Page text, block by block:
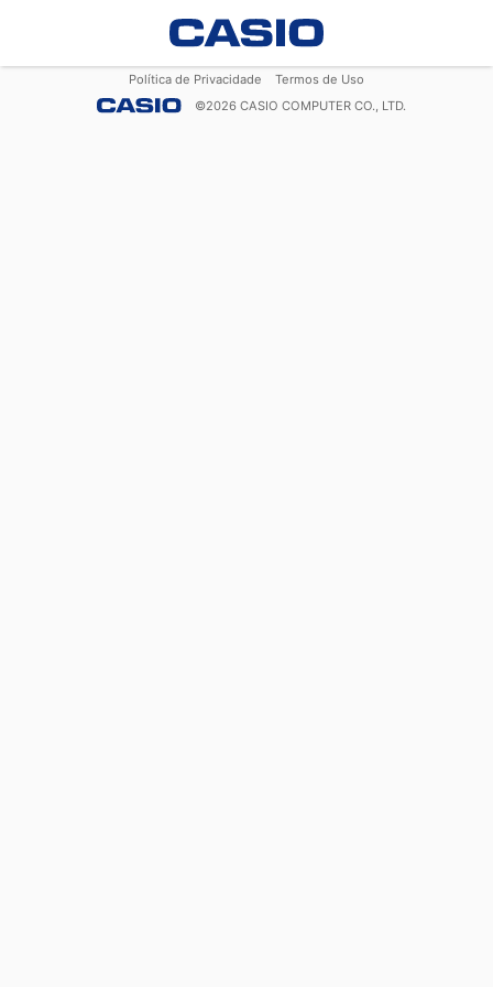
Política de Privacidade
Termos de Uso
©2026 CASIO COMPUTER CO., LTD.